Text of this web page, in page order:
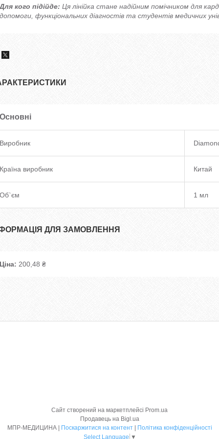
Для кого підійде: Ця лінійка стане надійним помічником для
допомоги, функціональних діагностів та студентів медичних
Основні
Виробник
Країна виробник Китай
Об`єм 1 мл
ДЛЯ ЗАМОВЛЕННЯ
Ціна: 200,48 ₴
Сайт створений на маркетплейсі Prom.ua
Продавець на Bigl.ua
Поскаржитися на контент
Політика конфіденційності
Select Language ▼